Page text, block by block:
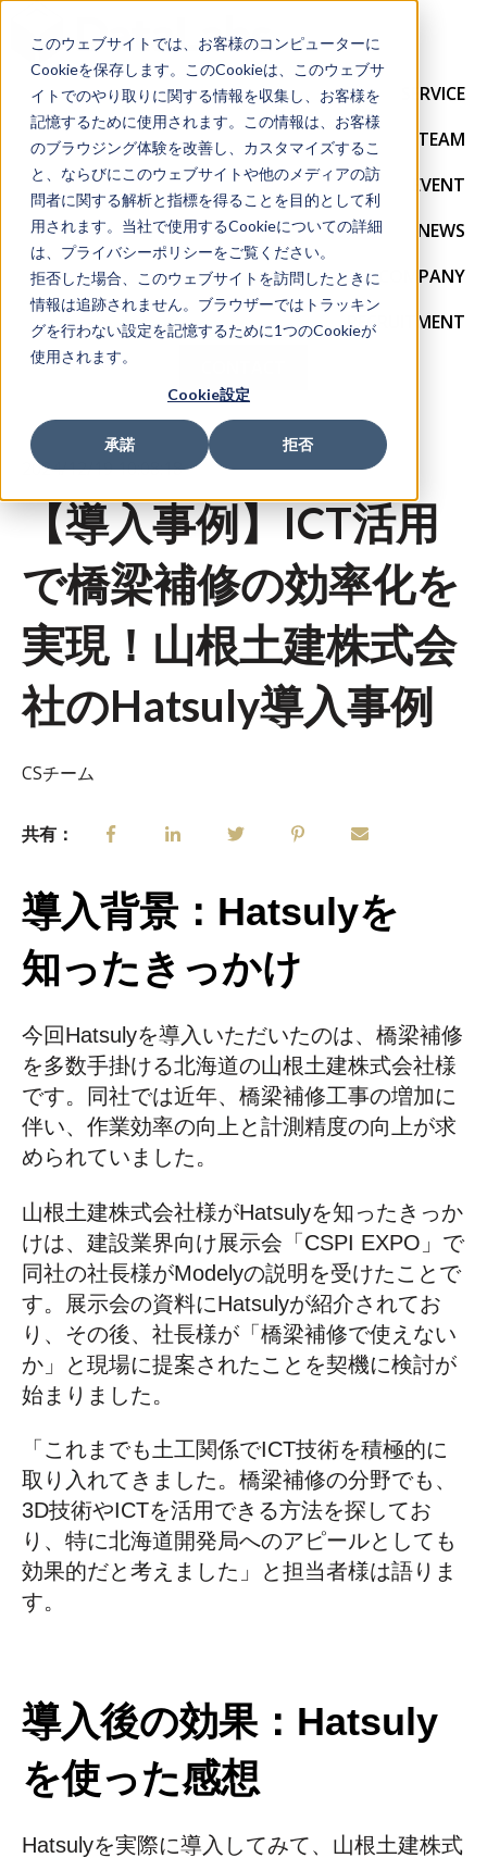
このウェブサイトでは、お客様のコンピューターに
Cookieを保存します。このCookieは、このウェブサ
イトでのやり取りに関する情報を収集し、お客様を
記憶するために使用されます。この情報は、お客様
のブラウジング体験を改善し、カスタマイズするこ
と、ならびにこのウェブサイトや他のメディアの訪
問者に関する解析と指標を得ることを目的として利
用されます。当社で使用するCookieについての詳細
は、プライバシーポリシーをご覧ください。
拒否した場合、このウェブサイトを訪問したときに
情報は追跡されません。ブラウザーではトラッキン
グを行わない設定を記憶するために1つのCookieが
使用されます。
Cookie設定
承諾 拒否
SERVICE
TEAM
EVENT
NEWS
COMPANY
RECRUITMENT
2024/12/19 10:08:18
【導入事例】ICT活用
で橋梁補修の効率化を
実現！山根土建株式会
社のHatsuly導入事例
CSチーム
共有：
導入背景：Hatsulyを
知ったきっかけ
今回Hatsulyを導入いただいたのは、橋梁補修
を多数手掛ける北海道の山根土建株式会社様
です。同社では近年、橋梁補修工事の増加に
伴い、作業効率の向上と計測精度の向上が求
められていました。
山根土建株式会社様がHatsulyを知ったきっか
けは、建設業界向け展示会「CSPI EXPO」で
同社の社長様がModelyの説明を受けたことで
す。展示会の資料にHatsulyが紹介されてお
り、その後、社長様が「橋梁補修で使えない
か」と現場に提案されたことを契機に検討が
始まりました。
「これまでも土工関係でICT技術を積極的に
取り入れてきました。橋梁補修の分野でも、
3D技術やICTを活用できる方法を探してお
り、特に北海道開発局へのアピールとしても
効果的だと考えました」と担当者様は語りま
す。
導入後の効果：Hatsuly
を使った感想
Hatsulyを実際に導入してみて、山根土建株式